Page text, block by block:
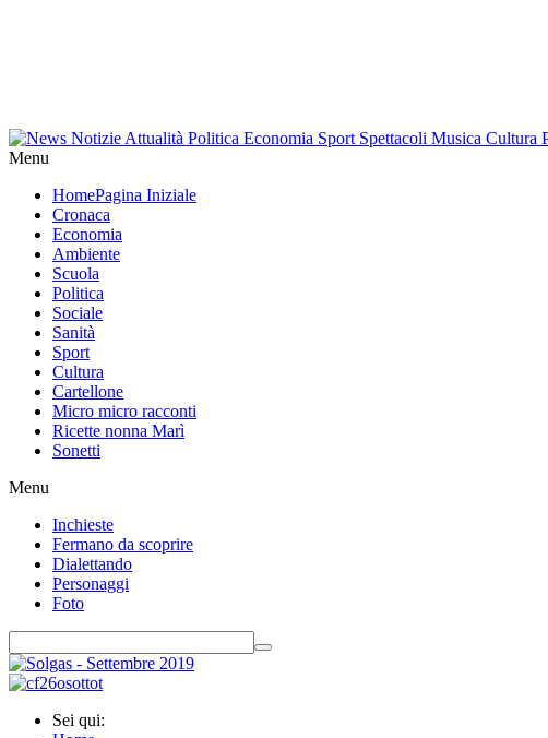
Menu
HomePagina Iniziale
Cronaca
Economia
Ambiente
Scuola
Politica
Sociale
Sanità
Sport
Cultura
Cartellone
Micro micro racconti
Ricette nonna Marì
Sonetti
Menu
Inchieste
Fermano da scoprire
Dialettando
Personaggi
Foto
Sei qui: